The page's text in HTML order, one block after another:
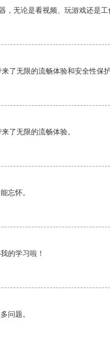
，无论是看视频、玩游戏还是
了无限的流畅体验和安全性保护
了无限的流畅体验。
忘怀。
的学习啦！
问题。